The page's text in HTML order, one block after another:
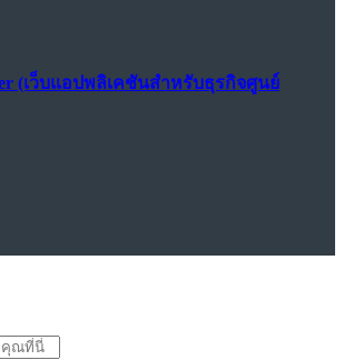
(เว็บแอปพลิเคชันสำหรับธุรกิจศูนย์